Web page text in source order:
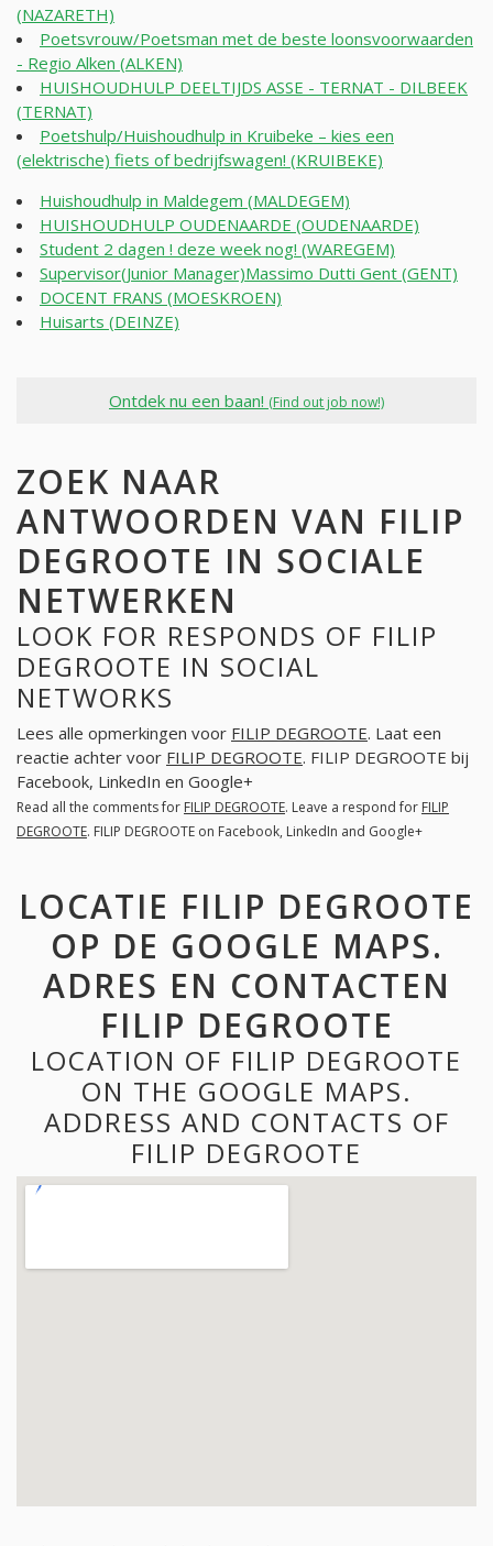
(NAZARETH)
Poetsvrouw/Poetsman met de beste loonsvoorwaarden
- Regio Alken (ALKEN)
HUISHOUDHULP DEELTIJDS ASSE - TERNAT - DILBEEK
(TERNAT)
Poetshulp/Huishoudhulp in Kruibeke – kies een
(elektrische) fiets of bedrijfswagen! (KRUIBEKE)
Huishoudhulp in Maldegem (MALDEGEM)
HUISHOUDHULP OUDENAARDE (OUDENAARDE)
Student 2 dagen ! deze week nog! (WAREGEM)
Supervisor(Junior Manager)Massimo Dutti Gent (GENT)
DOCENT FRANS (MOESKROEN)
Huisarts (DEINZE)
Ontdek nu een baan! (Find out job now!)
ZOEK NAAR
ANTWOORDEN VAN FILIP
DEGROOTE IN SOCIALE
NETWERKEN
LOOK FOR RESPONDS OF FILIP
DEGROOTE IN SOCIAL
NETWORKS
Lees alle opmerkingen voor FILIP DEGROOTE. Laat een
reactie achter voor FILIP DEGROOTE. FILIP DEGROOTE bij
Facebook, LinkedIn en Google+
Read all the comments for FILIP DEGROOTE. Leave a respond for FILIP
DEGROOTE. FILIP DEGROOTE on Facebook, LinkedIn and Google+
LOCATIE FILIP DEGROOTE
OP DE GOOGLE MAPS.
ADRES EN CONTACTEN
FILIP DEGROOTE
LOCATION OF FILIP DEGROOTE
ON THE GOOGLE MAPS.
ADDRESS AND CONTACTS OF
FILIP DEGROOTE